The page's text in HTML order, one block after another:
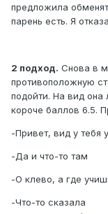
предложила
парень есть. Я
2 подход. Снова в
противоположную
подойти. На вид она
короче баллов 6.5.
-Привет, вид у тебя
-Да и что-то там
-О клево, а где
-Что-то